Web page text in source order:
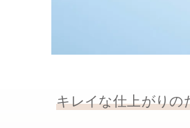
キレイな仕上がりの